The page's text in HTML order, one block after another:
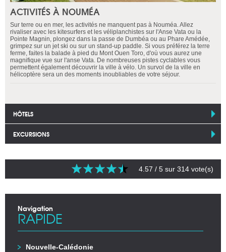
ACTIVITÉS À NOUMÉA
Sur terre ou en mer, les activités ne manquent pas à Nouméa. Allez
rivaliser avec les kitesurfers et les véliplanchistes sur l'Anse Vata ou la
Pointe Magnin, plongez dans la passe de Dumbéa ou au Phare Amédée,
grimpez sur un jet ski ou sur un stand-up paddle. Si vous préférez la terre
ferme, faites la balade à pied du Mont Ouen Toro, d'où vous aurez une
magnifique vue sur l'anse Vata. De nombreuses pistes cyclables vous
permettent également découvrir la ville à vélo. Un survol de la ville en
hélicoptère sera un des moments inoubliables de votre séjour.
HÔTELS
EXCURSIONS
4.57 / 5 sur 314 vote(s)
Navigation
RAPIDE
Nouvelle-Calédonie